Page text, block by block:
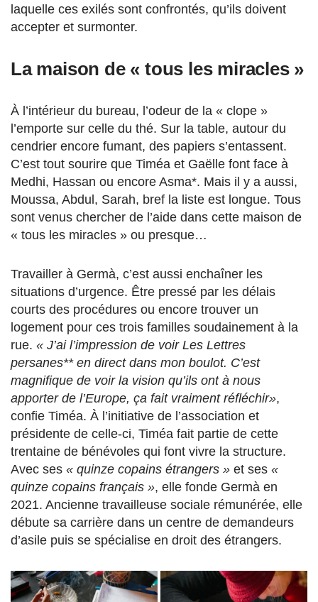
laquelle ces exilés sont confrontés, qu’ils doivent
accepter et surmonter.
La maison de « tous les miracles »
À l’intérieur du bureau, l’odeur de la « clope »
l’emporte sur celle du thé. Sur la table, autour du
cendrier encore fumant, des papiers s’entassent.
C’est tout sourire que Timéa et Gaëlle font face à
Medhi, Hassan ou encore Asma*. Mais il y a aussi,
Moussa, Abdul, Sarah, bref la liste est longue. Tous
sont venus chercher de l’aide dans cette maison de
« tous les miracles » ou presque…
Travailler à Germà, c’est aussi enchaîner les
situations d’urgence. Être pressé par les délais
courts des procédures ou encore trouver un
logement pour ces trois familles soudainement à la
rue. « J’ai l’impression de voir Les Lettres
persanes** en direct dans mon boulot. C’est
magnifique de voir la vision qu’ils ont à nous
apporter de l’Europe, ça fait vraiment réfléchir»,
confie Timéa. À l’initiative de l’association et
présidente de celle-ci, Timéa fait partie de cette
trentaine de bénévoles qui font vivre la structure.
Avec ses « quinze copains étrangers » et ses «
quinze copains français », elle fonde Germà en
2021. Ancienne travailleuse sociale rémunérée, elle
débute sa carrière dans un centre de demandeurs
d’asile puis se spécialise en droit des étrangers.